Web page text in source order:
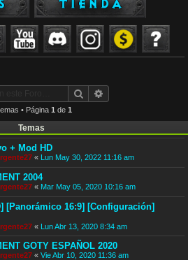
Buscar
• Página 1 de 1
Temas
+ Mod HD
« Lun May 30, 2022 11:16 am
2004
« Mar May 05, 2020 10:16 am
[Panorámico 16:9] [Configuración]
« Lun Abr 13, 2020 8:34 am
GOTY ESPAÑOL 2020
« Vie Abr 10, 2020 11:36 am